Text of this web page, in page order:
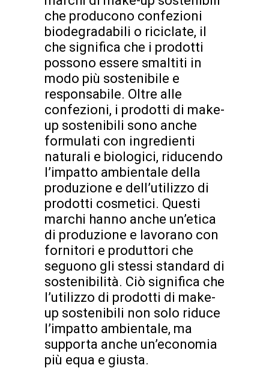
che producono confezioni
biodegradabili o riciclate, il
che significa che i prodotti
possono essere smaltiti in
modo più sostenibile e
responsabile. Oltre alle
confezioni, i prodotti di make-
up sostenibili sono anche
formulati con ingredienti
naturali e biologici, riducendo
l’impatto ambientale della
produzione e dell’utilizzo di
prodotti cosmetici. Questi
marchi hanno anche un’etica
di produzione e lavorano con
fornitori e produttori che
seguono gli stessi standard di
sostenibilità. Ciò significa che
l’utilizzo di prodotti di make-
up sostenibili non solo riduce
l’impatto ambientale, ma
supporta anche un’economia
più equa e giusta.